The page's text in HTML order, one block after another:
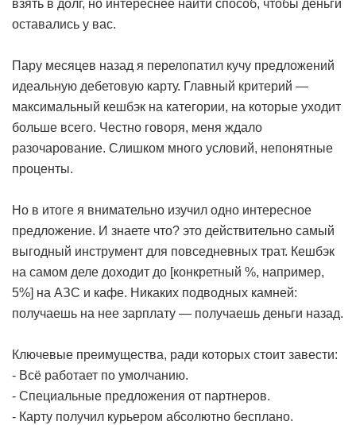
взять в долг, но интереснее найти способ, чтобы деньги
оставались у вас.
Пару месяцев назад я перелопатил кучу предложений
идеальную дебетовую карту. Главный критерий —
максимальный кешбэк на категории, на которые уходит
больше всего. Честно говоря, меня ждало
разочарование. Слишком много условий, непонятные
проценты.
Но в итоге я внимательно изучил одно интересное
предложение. И знаете что? это действительно самый
выгодный инструмент для повседневных трат. Кешбэк
на самом деле доходит до [конкретный %, например,
5%] на АЗС и кафе. Никаких подводных камней:
получаешь на нее зарплату — получаешь деньги назад.
Ключевые преимущества, ради которых стоит завести:
- Всё работает по умолчанию.
- Специальные предложения от партнеров.
- Карту получил курьером абсолютно бесплано.